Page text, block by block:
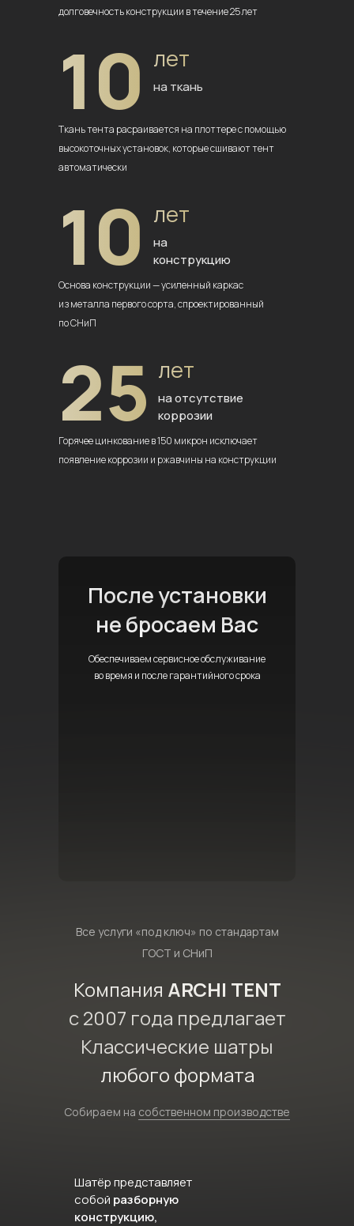
долговечностьконструкции в течение 25 лет
10 лет
на ткань
Ткань тента расраивается на плоттерес помощью
высокоточных установок, которые сшивают тент
автоматически
10 лет
на
конструкцию
Основа конструкции — усиленный каркас
из металла первого сорта,спроектированный
по СНиП
25 лет
на отсутствие
коррозии
Горячее цинкование в 150 микрон исключает
появление коррозии и ржавчины на конструкции
После установки
не бросаем Вас
Обеспечиваем сервисное обслуживание
во время и после гарантийного срока
Все услуги «под ключ» по стандартам
ГОСТ и СНиП
Компания ARCHI TENT
с 2007 года предлагает
Классические шатры
любого формата
Собираем на собственном производстве
Шатёр представляет
собой разборную
конструкцию,